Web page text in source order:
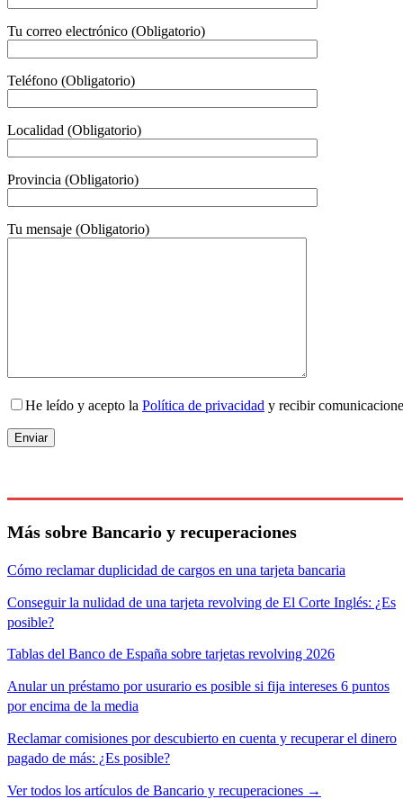
Tu correo electrónico (Obligatorio)
Teléfono (Obligatorio)
Localidad (Obligatorio)
Provincia (Obligatorio)
Tu mensaje (Obligatorio)
He leído y acepto la Política de privacidad y recibir
Más sobre Bancario y recuperaciones
Cómo reclamar duplicidad de cargos en una tarjeta bancaria
Conseguir la nulidad de una tarjeta revolving de El Corte Inglés: ¿Es
posible?
Tablas del Banco de España sobre tarjetas revolving 2026
Anular un préstamo por usurario es posible si fija intereses 6 puntos
por encima de la media
Reclamar comisiones por descubierto en cuenta y recuperar el dinero
pagado de más: ¿Es posible?
Ver todos los artículos de Bancario y recuperaciones →